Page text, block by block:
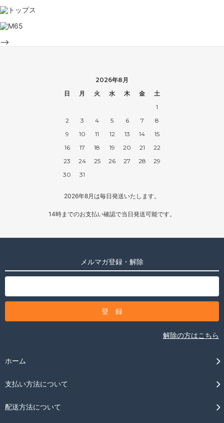
-->
2026年8月
日
月 火 水 木 金
土
1
2
3 4 5 6 7
8
9
10 11 12 13 14
15
16
17 18 19 20 21
22
23
24 25 26 27 28
29
30
31
2026年8月は毎日発送いたします。
14時までのお支払い確認で当日発送可能です。
メルマガ登録・解除
解除の方はこちら
ホーム
支払い方法について
配送方法について